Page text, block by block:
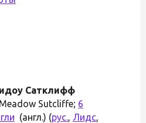
Сатклифф
Sutcliffe; 6
(англ.) (рус., Лидс,